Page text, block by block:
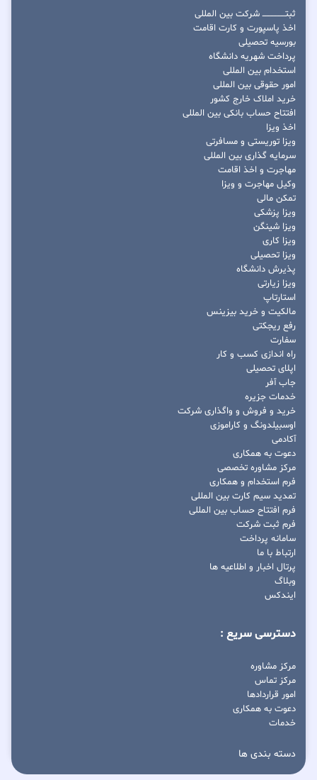
ثبتــــــــــــــــ شرکت بین المللی
اخذ پاسپورت و کارت اقامت
بورسیه تحصیلی
پرداخت شهریه دانشگاه
استخدام بین المللی
امور حقوقی بین المللی
خرید املاک خارج کشور
افتتاح حساب بانکی بین المللی
اخذ ویزا
ویزا توریستی و مسافرتی
سرمایه گذاری بین المللی
مهاجرت و اخذ اقامت
وکیل مهاجرت و ویزا
تمکن مالی
ویزا پزشکی
ویزا شینگن
ویزا کاری
ویزا تحصیلی
پذیرش دانشگاه
ویزا زیارتی
استارتاپ
مالکیت و خرید بیزینس
رفع ریجکتی
سفارت
راه اندازی کسب و کار
اپلای تحصیلی
جاب آفر
خدمات جزیره
خرید و فروش و واگذاری شرکت
اوسبیلدونگ و کاراموزی
آکادمی
دعوت به همکاری
مرکز مشاوره تخصصی
فرم استخدام و همکاری
تمدید سیم کارت بین المللی
فرم افتتاح حساب بین المللی
فرم ثبت شرکت
سامانه پرداخت
ارتباط با ما
پرتال اخبار و اطلاعیه ها
وبلاگ
ایندکس
دسترسی سریع :
مرکز مشاوره
مرکز تماس
امور قراردادها
دعوت به همکاری
خدمات
دسته بندی ها